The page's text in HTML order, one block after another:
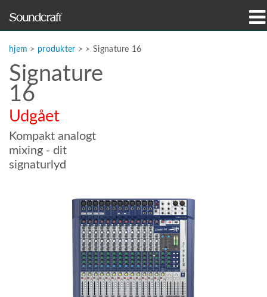
Case studies og nyheder
hvor man kan købe
træning
support
hjem > produkter > >Signature 16
Signature
16
Udgået
Kompakt analogt
mixing - dit
signaturlyd